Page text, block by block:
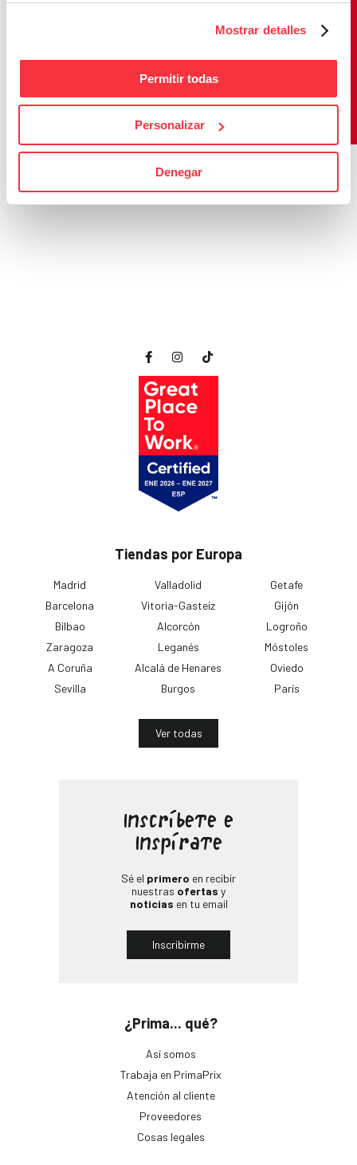
Mostrar detalles
Permitir todas
Personalizar
DenegarSeguir en Instagram
Tiendas por Europa
Madrid
Barcelona
Bilbao
Zaragoza
A Coruña
Sevilla
Valladolid
Vitoria-Gasteiz
Alcorcón
Leganés
Alcalá de Henares
Burgos
Getafe
Gijón
Logroño
Móstoles
Oviedo
París
Ver todas
¿Prima... qué?
Así somos
Trabaja en PrimaPrix
Atención al cliente
Proveedores
Cosas legales
Inscríbete e
Inspírate
Sé el primero en recibir
nuestras ofertas y
noticias en tu email
Inscribirme